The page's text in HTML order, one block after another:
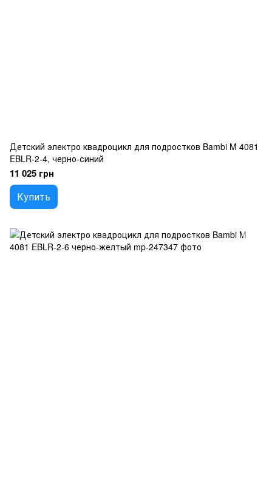
Детский электро квадроцикл для подростков Bambi M 4081
EBLR-2-4, черно-синий
11 025 грн
Купить